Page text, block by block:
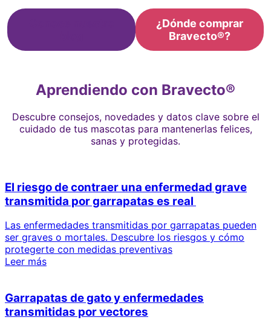
¿Dónde comprar
Bravecto®?
Aprendiendo con Bravecto®
Descubre consejos, novedades y datos clave sobre el
cuidado de tus mascotas para mantenerlas felices,
sanas y protegidas.
El riesgo de contraer una enfermedad grave
transmitida por garrapatas es real
Las enfermedades transmitidas por garrapatas pueden
ser graves o mortales. Descubre los riesgos y cómo
protegerte con medidas preventivas
Leer más
Garrapatas de gato y enfermedades
transmitidas por vectores